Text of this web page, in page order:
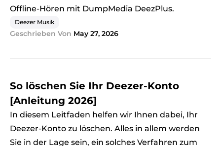
Offline-Hören mit DumpMedia DeezPlus.
Deezer Musik
Geschrieben Von May 27, 2026
So löschen Sie Ihr Deezer-Konto
[Anleitung 2026]
In diesem Leitfaden helfen wir Ihnen dabei, Ihr
Deezer-Konto zu löschen. Alles in allem werden
Sie in der Lage sein, ein solches Verfahren zum